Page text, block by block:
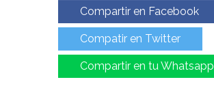
Compartir en Facebook
Compatir en Twitter
Compartir en tu Whatsapp